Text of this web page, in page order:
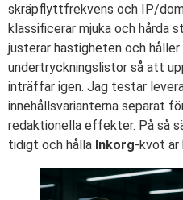
skräpflyttfrekvens och IP/
klassificerar mjuka och hårda
justerar hastigheten och
undertryckningslistor så att
inträffar igen. Jag testar
innehållsvarianterna separat
redaktionella effekter. På så
tidigt och hålla Inkorg-kvot är